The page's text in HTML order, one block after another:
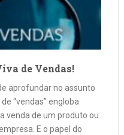
de Vendas!
aprofundar no assunto
“vendas” engloba
venda de um produto ou
E o papel do